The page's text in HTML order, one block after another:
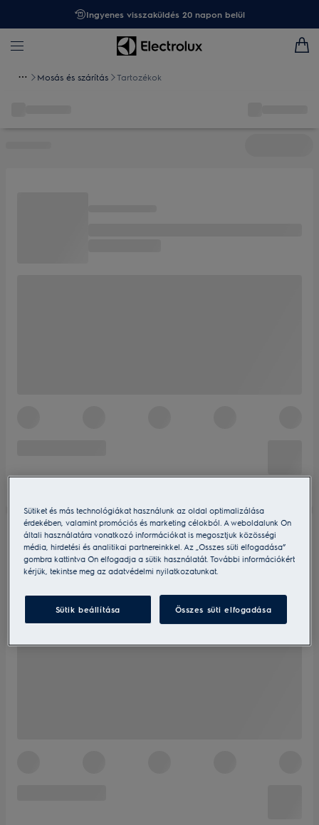
Ingyenes visszaküldés 20 napon belül
Mosás és szárítás Tartozékok
Sütiket és más technológiákat használunk az oldal optimalizálása
érdekében, valamint promóciós és marketing célokból. A weboldalunk Ön
általi használatára vonatkozó információkat is megosztjuk közösségi
média, hirdetési és analitikai partnereinkkel. Az „Összes süti elfogadása”
gombra kattintva Ön elfogadja a sütik használatát. További információkért
kérjük, tekintse meg az adatvédelmi nyilatkozatunkat.
Sütik beállítása Összes süti elfogadása